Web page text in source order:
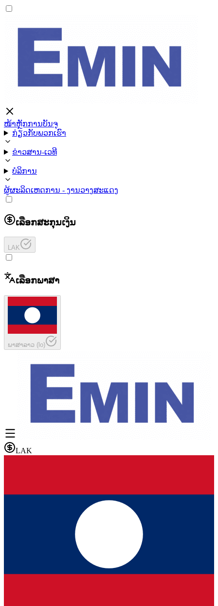
ໜ້າຫຼັກການບັນຈຸ
ກ່ຽວກັບພວກເຮົາ
ຂ່າວສານ-ເວທີ
ບໍລິການ
ຜູ້ຜະລິດເຫດການ - ງານວາງສະແດງ
ເລືອກສະກຸນເງິນ
LAK
ເລືອກພາສາ
ພາສາລາວ (lo)
LAK